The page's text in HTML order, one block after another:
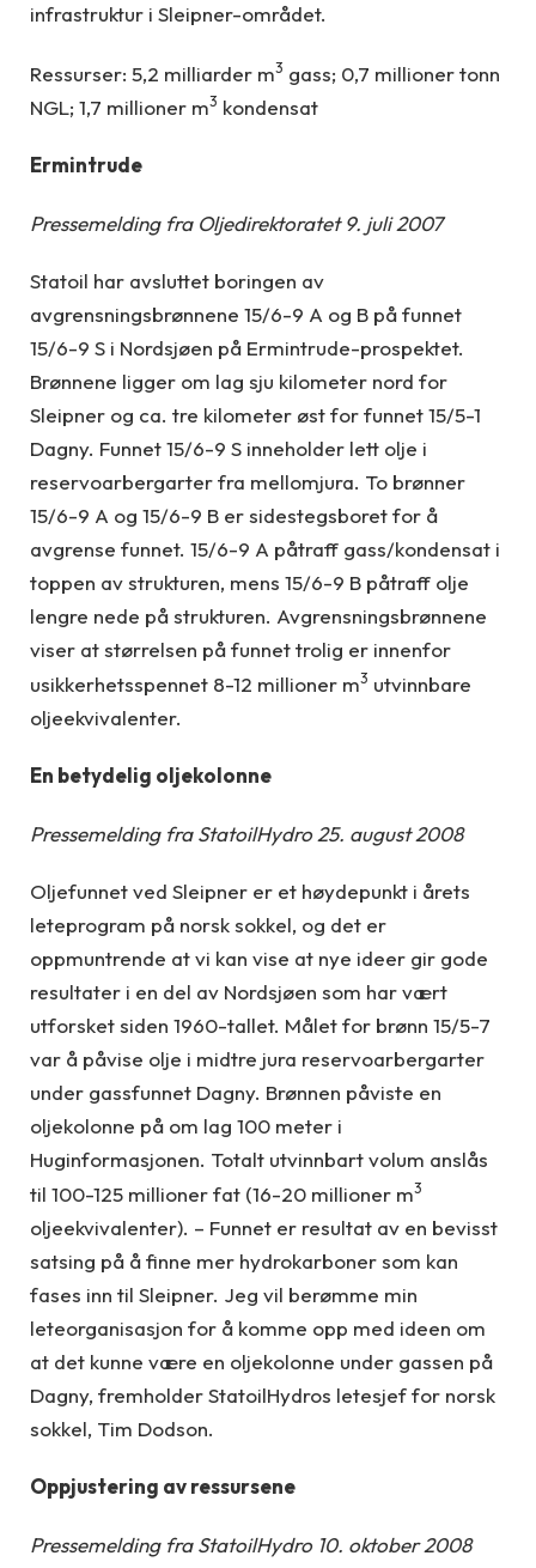
infrastruktur i Sleipner-området.
Ressurser: 5,2 milliarder m3 gass; 0,7 millioner tonn
NGL; 1,7 millioner m3 kondensat
Ermintrude
Pressemelding fra Oljedirektoratet 9. juli 2007
Statoil har avsluttet boringen av
avgrensningsbrønnene 15/6-9 A og B på funnet
15/6-9 S i Nordsjøen på Ermintrude-prospektet.
Brønnene ligger om lag sju kilometer nord for
Sleipner og ca. tre kilometer øst for funnet 15/5-1
Dagny. Funnet 15/6-9 S inneholder lett olje i
reservoarbergarter fra mellomjura. To brønner
15/6-9 A og 15/6-9 B er sidestegsboret for å
avgrense funnet. 15/6-9 A påtraff gass/kondensat i
toppen av strukturen, mens 15/6-9 B påtraff olje
lengre nede på strukturen. Avgrensningsbrønnene
viser at størrelsen på funnet trolig er innenfor
usikkerhetsspennet 8-12 millioner m3 utvinnbare
oljeekvivalenter.
En betydelig oljekolonne
Pressemelding fra StatoilHydro 25. august 2008
Oljefunnet ved Sleipner er et høydepunkt i årets
leteprogram på norsk sokkel, og det er
oppmuntrende at vi kan vise at nye ideer gir gode
resultater i en del av Nordsjøen som har vært
utforsket siden 1960-tallet. Målet for brønn 15/5-7
var å påvise olje i midtre jura reservoarbergarter
under gassfunnet Dagny. Brønnen påviste en
oljekolonne på om lag 100 meter i
Huginformasjonen. Totalt utvinnbart volum anslås
til 100-125 millioner fat (16-20 millioner m3
oljeekvivalenter). – Funnet er resultat av en bevisst
satsing på å finne mer hydrokarboner som kan
fases inn til Sleipner. Jeg vil berømme min
leteorganisasjon for å komme opp med ideen om
at det kunne være en oljekolonne under gassen på
Dagny, fremholder StatoilHydros letesjef for norsk
sokkel, Tim Dodson.
Oppjustering av ressursene
Pressemelding fra StatoilHydro 10. oktober 2008